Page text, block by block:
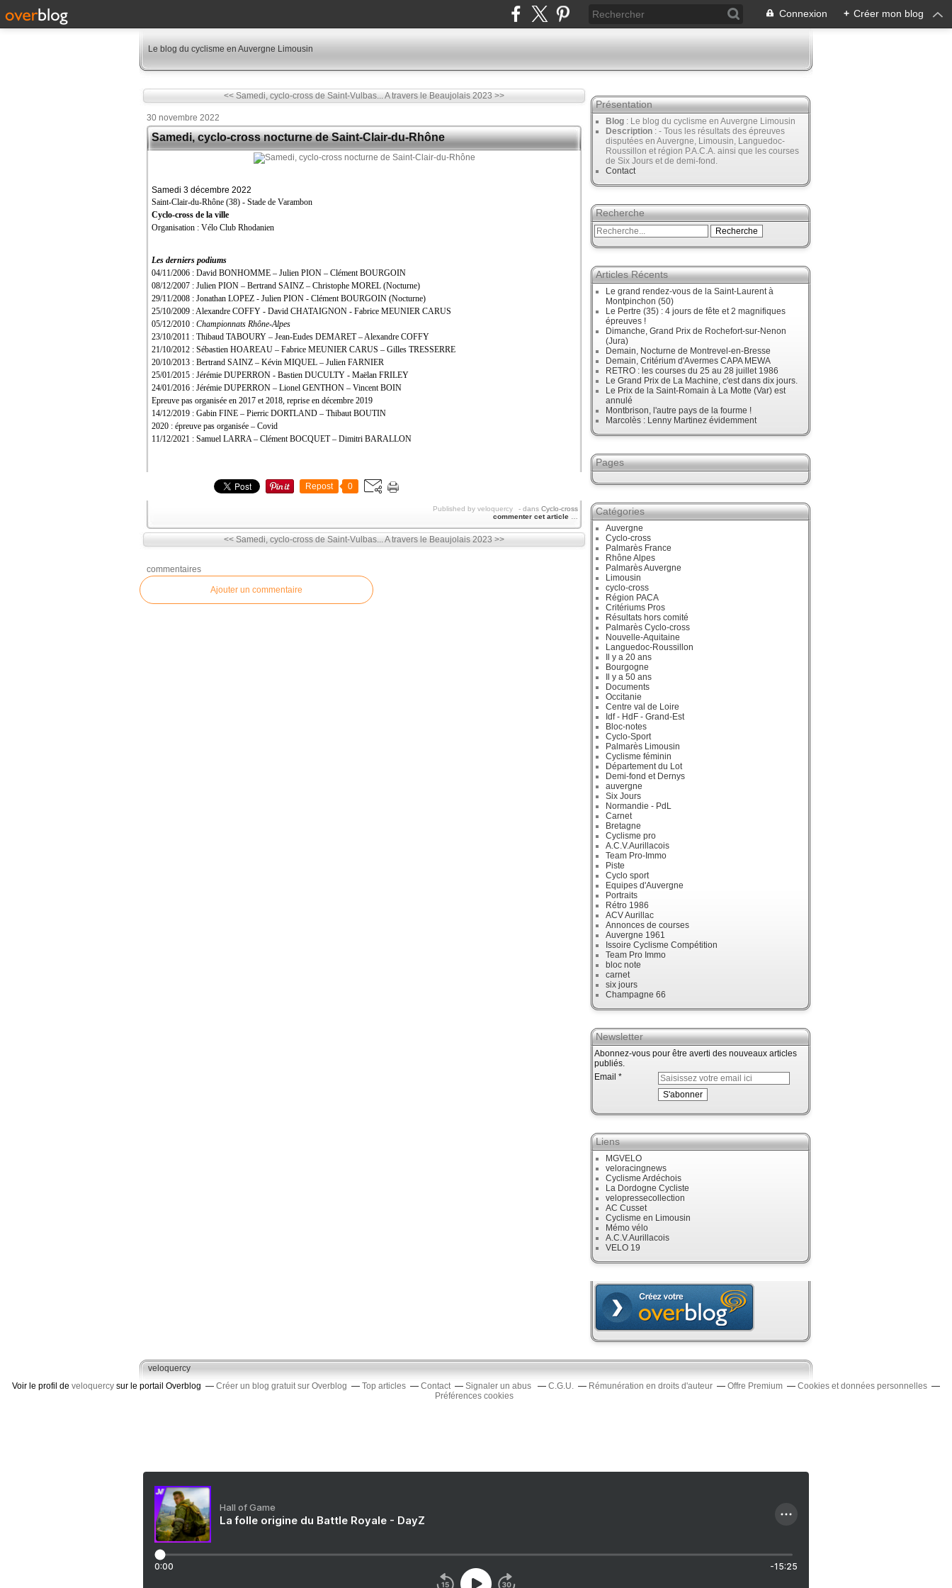
Connexion + Créer mon blog
Le blog du cyclisme en Auvergne Limousin
<< Samedi, cyclo-cross de Saint-Vulbas...A travers le Beaujolais 2023 >>
30 novembre 2022
Samedi, cyclo-cross nocturne de Saint-Clair-du-Rhône
Samedi 3 décembre 2022
Saint-Clair-du-Rhône (38) - Stade de Varambon
Cyclo-cross de la ville
Organisation : Vélo Club Rhodanien
Les derniers podiums
04/11/2006 : David BONHOMME – Julien PION – Clément BOURGOIN
08/12/2007 : Julien PION – Bertrand SAINZ – Christophe MOREL (Nocturne)
29/11/2008 : Jonathan LOPEZ - Julien PION - Clément BOURGOIN (Nocturne)
25/10/2009 : Alexandre COFFY - David CHATAIGNON - Fabrice MEUNIER CARUS
05/12/2010 : Championnats Rhône-Alpes
23/10/2011 : Thibaud TABOURY – Jean-Eudes DEMARET – Alexandre COFFY
21/10/2012 : Sébastien HOAREAU – Fabrice MEUNIER CARUS – Gilles TRESSERRE
20/10/2013 : Bertrand SAINZ – Kévin MIQUEL – Julien FARNIER
25/01/2015 : Jérémie DUPERRON - Bastien DUCULTY - Maëlan FRILEY
24/01/2016 : Jérémie DUPERRON – Lionel GENTHON – Vincent BOIN
Epreuve pas organisée en 2017 et 2018, reprise en décembre 2019
14/12/2019 : Gabin FINE – Pierric DORTLAND – Thibaut BOUTIN
2020 : épreuve pas organisée – Covid
11/12/2021 : Samuel LARRA – Clément BOCQUET – Dimitri BARALLON
Repost 0
Published by veloquercy - dans Cyclo-cross
commenter cet article
<< Samedi, cyclo-cross de Saint-Vulbas...A travers le Beaujolais 2023 >>
commentaires
Ajouter un commentaire
Présentation
Blog : Le blog du cyclisme en Auvergne Limousin
Description : - Tous les résultats des épreuves
disputées en Auvergne, Limousin, Languedoc-
Roussillon et région P.A.C.A. ainsi que les courses
de Six Jours et de demi-fond.
Contact
Recherche
Articles Récents
Le grand rendez-vous de la Saint-Laurent à
Montpinchon (50)
Le Pertre (35) : 4 jours de fête et 2 magnifiques
épreuves !
Dimanche, Grand Prix de Rochefort-sur-Nenon
(Jura)
Demain, Nocturne de Montrevel-en-Bresse
Demain, Critérium d'Avermes CAPA MEWA
RETRO : les courses du 25 au 28 juillet 1986
Le Grand Prix de La Machine, c'est dans dix jours.
Le Prix de la Saint-Romain à La Motte (Var) est
annulé
Montbrison, l'autre pays de la fourme !
Marcolès : Lenny Martinez évidemment
Pages
Catégories
Auvergne
Cyclo-cross
Palmarès France
Rhône Alpes
Palmarès Auvergne
Limousin
cyclo-cross
Région PACA
Critériums Pros
Résultats hors comité
Palmarès Cyclo-cross
Nouvelle-Aquitaine
Languedoc-Roussillon
Il y a 20 ans
Bourgogne
Il y a 50 ans
Documents
Occitanie
Centre val de Loire
Idf - HdF - Grand-Est
Bloc-notes
Cyclo-Sport
Palmarès Limousin
Cyclisme féminin
Département du Lot
Demi-fond et Dernys
auvergne
Six Jours
Normandie - PdL
Carnet
Bretagne
Cyclisme pro
A.C.V.Aurillacois
Team Pro-Immo
Piste
Cyclo sport
Equipes d'Auvergne
Portraits
Rétro 1986
ACV Aurillac
Annonces de courses
Auvergne 1961
Issoire Cyclisme Compétition
Team Pro Immo
bloc note
carnet
six jours
Champagne 66
Newsletter
Abonnez-vous pour être averti des nouveaux articles
publiés.
Email
Liens
MGVELO
veloracingnews
Cyclisme Ardéchois
La Dordogne Cycliste
velopressecollection
AC Cusset
Cyclisme en Limousin
Mémo vélo
A.C.V.Aurillacois
VELO 19
veloquercy
Voir le profil de veloquercy sur le portail Overblog Créer un blog gratuit sur Overblog Top articles Contact Signaler un abus C.G.U. Rémunération en droits d'auteur Offre Premium
Cookies et données personnelles
Préférences cookies
Hall of Game
La folle origine du Battle Royale - DayZ
0:00 -15:25